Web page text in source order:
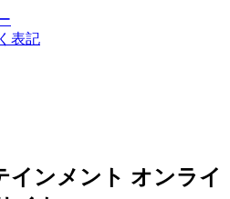
表記
インメント オンライ